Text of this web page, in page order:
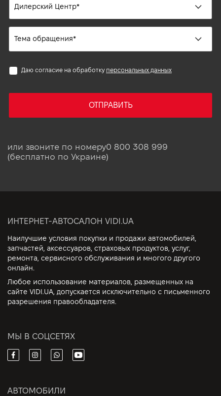
Даю согласие на обработку персональных данных
ОТПРАВИТЬ
или звоните по номеру0 800 308 999
(бесплатно по Украине)
ИНТЕРНЕТ-АВТОСАЛОН VIDI.UA
Наилучшие условия покупки и продажи автомобилей,
запчастей, аксессуаров, страховых продуктов, услуг,
ремонта, сервисного обслуживания и многого другого
онлайн.
Любое использование материалов, размещенных на
сайте VIDI.UA, допускается исключительно с письменного
разрешения правообладателя.
МЫ В СОЦСЕТЯХ
АВТОМОБИЛИ